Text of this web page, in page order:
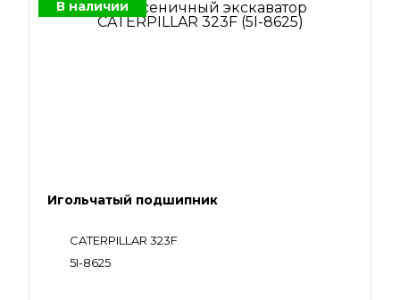
В наличии
Игольчатый подшипник
CATERPILLAR 323F
5I-8625